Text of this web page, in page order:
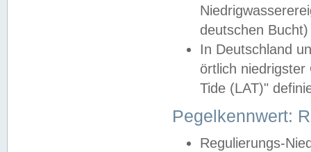
deutschen
In Deutschland
örtlich
Tide (LAT)"
Pegelkennwert:
Regulierungs-